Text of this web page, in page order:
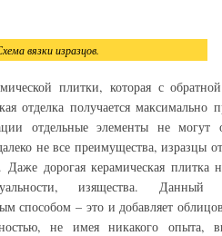
вязки изразцов.
плитки, которая с
отделка получается максимально
отдельные элементы не могут
не все преимущества, изразцы
дорогая керамическая плитка
изящества. Данный
способом – это и добавляет
не имея никакого опыта,